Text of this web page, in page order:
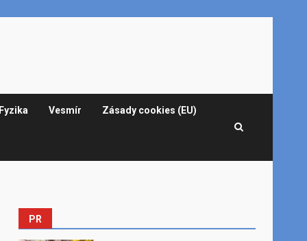
Fyzika Vesmír Zásady cookies (EU)
PR